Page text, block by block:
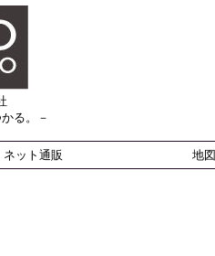
る。－
ネット通販 地図